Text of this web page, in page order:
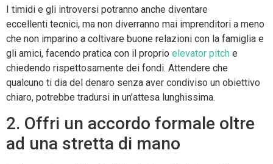
I timidi e gli introversi potranno anche diventare
eccellenti tecnici, ma non diverranno mai imprenditori a meno
che non imparino a coltivare buone relazioni con la famiglia e
gli amici, facendo pratica con il proprio elevator pitch e
chiedendo rispettosamente dei fondi. Attendere che
qualcuno ti dia del denaro senza aver condiviso un obiettivo
chiaro, potrebbe tradursi in un’attesa lunghissima.
2. Offri un accordo formale oltre
ad una stretta di mano